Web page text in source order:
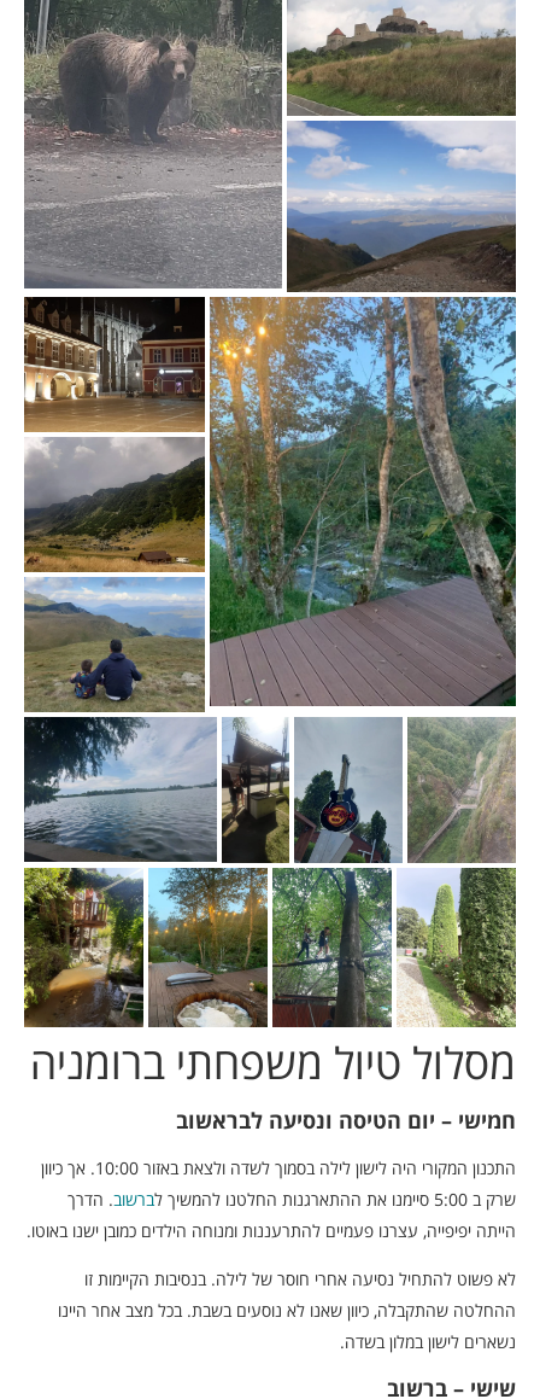
מסלול טיול משפחתי ברומניה
חמישי – יום הטיסה ונסיעה לבראשוב
התכנון המקורי היה לישון לילה בסמוך לשדה ולצאת באזור 10:00. אך כיוון
שרק ב 5:00 סיימנו את ההתארגנות החלטנו להמשיך ל
ברשוב. הדרך
הייתה יפיפייה, עצרנו פעמיים להתרעננות ומנוחה הילדים כמובן ישנו באוטו.
לא פשוט להתחיל נסיעה אחרי חוסר של לילה. בנסיבות הקיימות זו
ההחלטה שהתקבלה, כיוון שאנו לא נוסעים בשבת. בכל מצב אחר היינו
נשארים לישון במלון בשדה.
שישי – ברשוב